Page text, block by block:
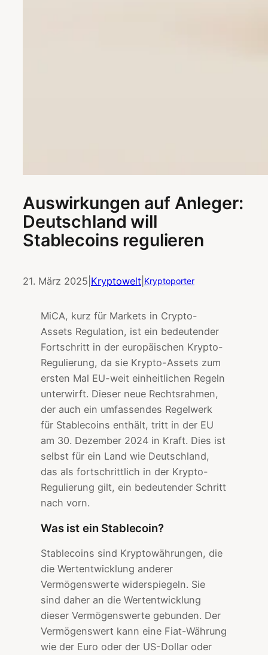
Auswirkungen auf Anleger:
Deutschland will
Stablecoins regulieren
21. März 2025 Kryptowelt Kryptoporter
MiCA, kurz für Markets in Crypto-
Assets Regulation, ist ein bedeutender
Fortschritt in der europäischen Krypto-
Regulierung, da sie Krypto-Assets zum
ersten Mal EU-weit einheitlichen Regeln
unterwirft. Dieser neue Rechtsrahmen,
der auch ein umfassendes Regelwerk
für Stablecoins enthält, tritt in der EU
am 30. Dezember 2024 in Kraft. Dies ist
selbst für ein Land wie Deutschland,
das als fortschrittlich in der Krypto-
Regulierung gilt, ein bedeutender Schritt
nach vorn.
Was ist ein Stablecoin?
Stablecoins sind Kryptowährungen, die
die Wertentwicklung anderer
Vermögenswerte widerspiegeln. Sie
sind daher an die Wertentwicklung
dieser Vermögenswerte gebunden. Der
Vermögenswert kann eine Fiat-Währung
wie der Euro oder der US-Dollar oder